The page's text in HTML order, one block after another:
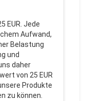
EUR. Jede
Aufwand,
Belastung
und
daher
von 25 EUR
Produkte
zu können.